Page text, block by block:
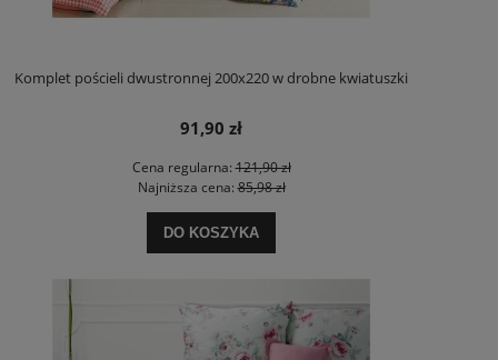
Komplet pościeli dwustronnej 200x220 w drobne kwiatuszki
91,90 zł
Cena regularna:121,90 zł
Najniższa cena:85,98 zł
DO KOSZYKA